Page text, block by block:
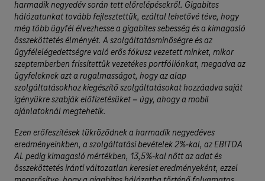
harmadik negyedév során tett előrelépésekről. Gigabites
hálózatunkat tovább fejlesztettük, ezáltal lehetővé téve, hogy
még több ügyfél élvezhesse a gigabites sebesség és a kimagasló
összeköttetés élményét. A szolgáltatásminőségre és az
ügyfélelégedettségre való erős fókusz vezetett minket, mikor
szeptemberben frissítettük vezetékes portfóliónkat, megadva az
ügyfeleknek azt a rugalmasságot, hogy az alap
szolgáltatásokhoz kiegészítő szolgáltatásokat hozzáadva saját
igényükre szabják előfizetésüket – úgy, ahogy a mobil
ajánlatoknál megtehetik.
Ezen erőfeszítések tükröződnek a harmadik negyedéves
eredményeinkben, a szolgáltatási bevételek 2%-kal, az EBITDA
AL pedig kimagasló mértékben, 13,5%-kal nőtt az adat és
összeköttetés iránti változatlan kereslet eredményeként, ezzel